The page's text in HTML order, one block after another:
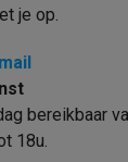
je op.
bereikbaar
18u.